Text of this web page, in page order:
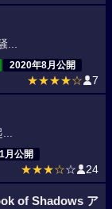
...
2020年8月公開
★★★★☆ 7
...
月公開
★★★☆☆ 24
of Shadows ア